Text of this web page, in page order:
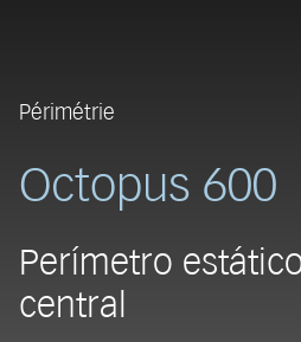
Périmétrie
Octopus 600
Perímetro
central